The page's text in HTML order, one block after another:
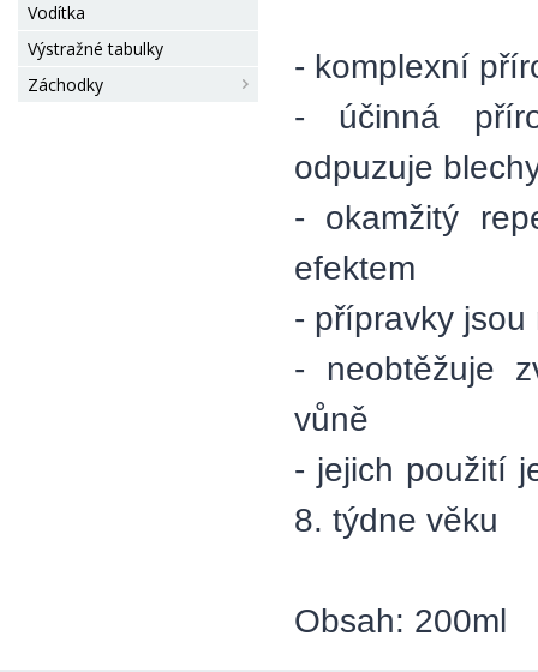
Vodítka
Výstražné tabulky
Záchodky
- komplexní
- účinná
odpuzuje
- okamžitý
efektem
- přípravky
- neobtěžuje
vůně
- jejich použití
8. týdne věku
Obsah: 200ml